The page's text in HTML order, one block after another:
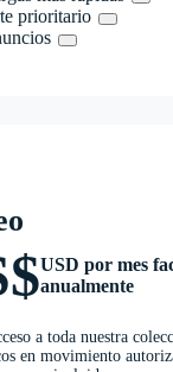
prioritario
USD por mes
anualmente
a toda nuestra
en movimiento